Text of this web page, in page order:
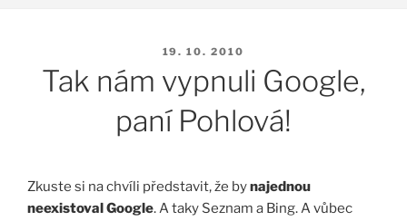
PUBLIKOVÁNO
19. 10. 2010
Tak nám vypnuli Google,
paní Pohlová!
Zkuste si na chvíli představit, že bynajednou
neexistoval Google. A taky Seznam a Bing. A vůbec